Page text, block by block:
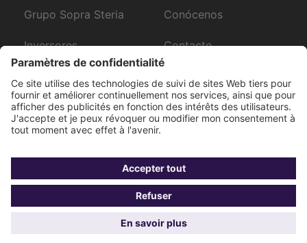
Grupo Sopra Steria
Inversores
Newsroom
Únete a nuestro
equipo
Conócenos
Contacto
personales
of